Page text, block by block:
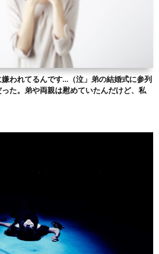
われてるんです…（泣」弟の結婚式に参列
た。弟や両親は慰めていたんだけど、私